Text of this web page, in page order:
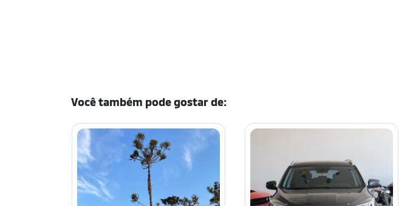
Você também pode gostar de: